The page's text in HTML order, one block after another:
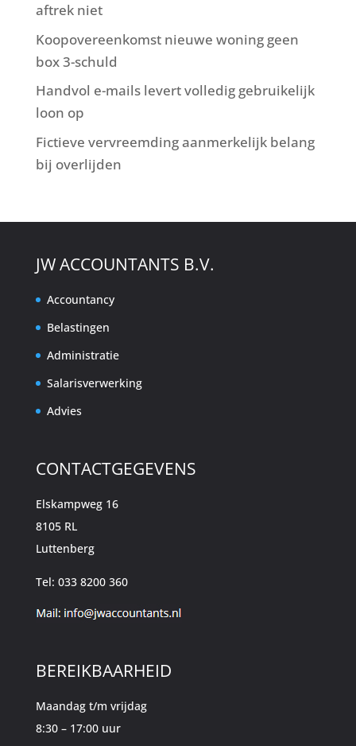
aftrek niet
Koopovereenkomst nieuwe woning geen
box 3-schuld
Handvol e-mails levert volledig gebruikelijk
loon op
Fictieve vervreemding aanmerkelijk belang
bij overlijden
JW ACCOUNTANTS B.V.
Accountancy
Belastingen
Administratie
Salarisverwerking
Advies
CONTACTGEGEVENS
Elskampweg 16
8105 RL
Luttenberg
Tel: 033 8200 360
BEREIKBAARHEID
Maandag t/m vrijdag
8:30 – 17:00 uur